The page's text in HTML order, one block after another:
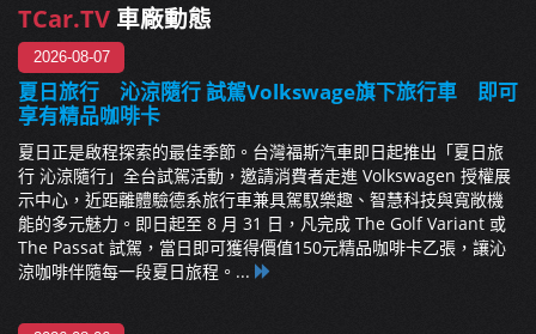
TCar.TV 車廠動態
2026-08-07
夏日旅行 沁涼隨行 試駕Volkswage旗下旅行車 即可
享有精品咖啡卡
夏日正是啟程探索的最佳季節。台灣福斯汽車即日起推出「夏日旅
行 沁涼隨行」全台試駕活動，邀請消費者走進 Volkswagen 授權展
示中心，近距離體驗德系旅行車兼具駕馭樂趣、智慧科技與寬敞機
能的多元魅力。即日起至 8 月 31 日，凡完成 The Golf Variant 或
The Passat 試駕，當日即可獲得價值150元精品咖啡卡乙張，讓沁
涼咖啡伴隨每一段夏日旅程。...